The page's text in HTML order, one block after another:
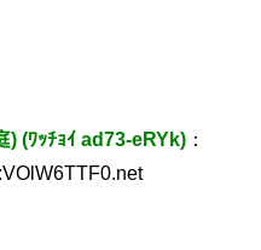
) (ﾜｯﾁｮｲ ad73-eRYk) ：